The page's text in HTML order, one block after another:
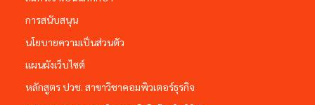
การสนับสนุน
นโยบายความเป็นส่วนตัว
แผนผังเว็บไซต์
หลักสูตร ปวช. สาขาวิชาคอมพิวเตอร์ธุรกิจ